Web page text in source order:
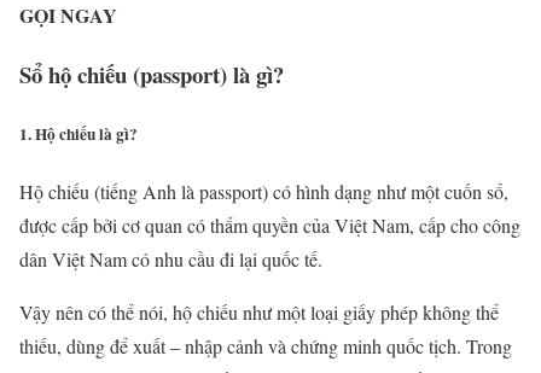
GỌI NGAY
Sổ hộ chiếu (passport) là gì?
1. Hộ chiếu là gì?
Hộ chiếu (tiếng Anh là passport) có hình dạng như một cuốn sổ,
được cấp bởi cơ quan có thẩm quyền của Việt Nam, cấp cho công
dân Việt Nam có nhu cầu đi lại quốc tế.
Vậy nên có thể nói, hộ chiếu như một loại giấy phép không thể
thiếu, dùng để xuất – nhập cảnh và chứng minh quốc tịch. Trong